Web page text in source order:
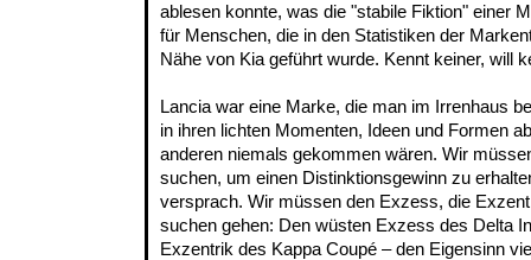
ablesen konnte, was die "stabile Fiktion" einer
für Menschen, die in den Statistiken der
Nähe von Kia geführt wurde. Kennt keiner, will
Lancia war eine Marke, die man im Irrenhaus
in ihren lichten Momenten, Ideen und Formen
anderen niemals gekommen wären. Wir
suchen, um einen Distinktionsgewinn zu
versprach. Wir müssen den Exzess, die
suchen gehen: Den wüsten Exzess des Delta
Exzentrik des Kappa Coupé – den Eigensinn